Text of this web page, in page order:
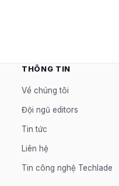
THÔNG TIN
Về chúng tôi
Đội ngũ editors
Tin tức
Liên hệ
Tin công nghệ Techlade